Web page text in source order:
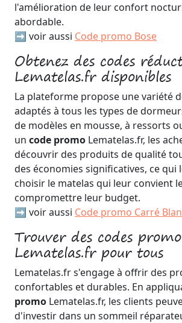
l'amélioration de leur confort
abordable.
➡️ voir aussi Code promo Bose
Obtenez des codes
Lematelas.fr disponibles
La plateforme propose une variété
adaptés à tous les types de
de modèles en mousse, à ressorts
un code promo Lematelas.fr, les
découvrir des produits de qualité
des économies significatives, ce qui
choisir le matelas qui leur convient
compromettre leur budget.
➡️ voir aussi Code promo Carré
Trouver des codes promo
Lematelas.fr pour tous
Lematelas.fr s'engage à offrir des
confortables et durables. En
promo Lematelas.fr, les clients
d'investir dans un sommeil